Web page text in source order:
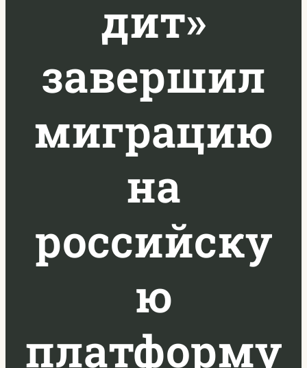
дит»
завершил
миграцию
на
российску
ю
платформу